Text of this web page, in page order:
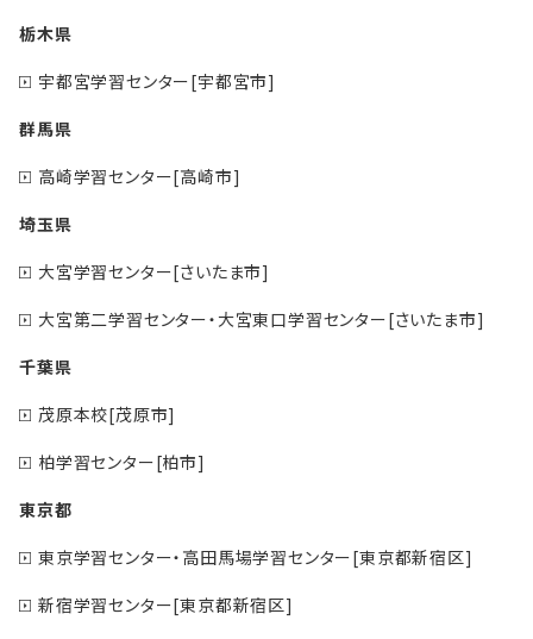
栃木県
宇都宮学習センター[宇都宮市]
群馬県
高崎学習センター[高崎市]
埼玉県
大宮学習センター[さいたま市]
大宮第二学習センター・大宮東口学習センター[さいたま市]
千葉県
茂原本校[茂原市]
柏学習センター[柏市]
東京都
東京学習センター・高田馬場学習センター[東京都新宿区]
新宿学習センター[東京都新宿区]